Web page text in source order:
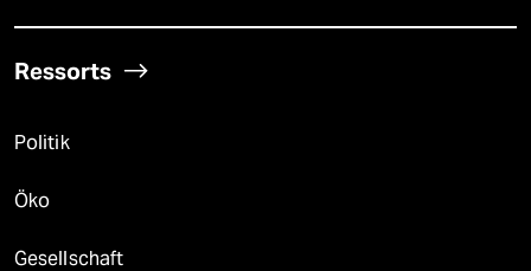
Ressorts
Politik
Öko
Gesellschaft